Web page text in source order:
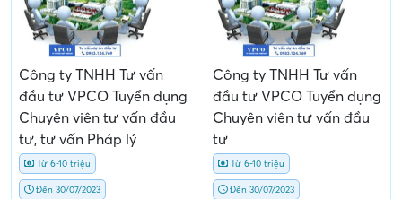
Công ty TNHH Tư vấn
đầu tư VPCO Tuyển dụng
Chuyên viên tư vấn đầu
tư, tư vấn Pháp lý
Từ 6-10 triệu
Đến 30/07/2023
Công ty TNHH Tư vấn
đầu tư VPCO Tuyển dụng
Chuyên viên tư vấn đầu
tư
Từ 6-10 triệu
Đến 30/07/2023